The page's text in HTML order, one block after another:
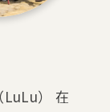
LuLu） 在